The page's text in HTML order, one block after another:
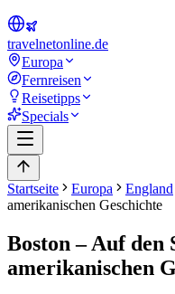
travelnetonline.de
Europa
Fernreisen
Reisetipps
Specials
Startseite Europa England
amerikanischen Geschichte
Boston – Auf den
amerikanischen